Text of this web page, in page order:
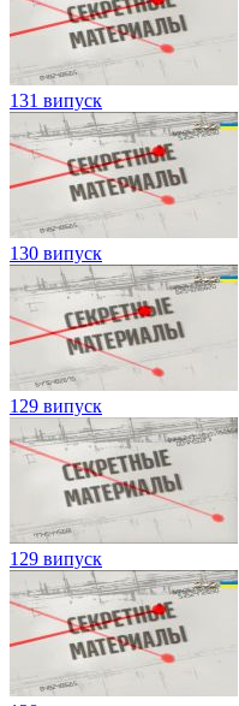
131 випуск
130 випуск
129 випуск
129 випуск